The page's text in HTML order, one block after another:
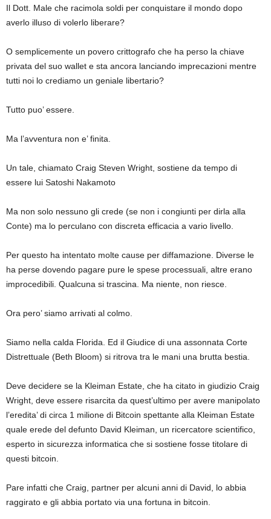
Il Dott. Male che racimola soldi per conquistare il mondo dopo
averlo illuso di volerlo liberare?
O semplicemente un povero crittografo che ha perso la chiave
privata del suo wallet e sta ancora lanciando imprecazioni mentre
tutti noi lo crediamo un geniale libertario?
Tutto puo’ essere.
Ma l’avventura non e’ finita.
Un tale, chiamato Craig Steven Wright, sostiene da tempo di
essere lui Satoshi Nakamoto
Ma non solo nessuno gli crede (se non i congiunti per dirla alla
Conte) ma lo perculano con discreta efficacia a vario livello.
Per questo ha intentato molte cause per diffamazione. Diverse le
ha perse dovendo pagare pure le spese processuali, altre erano
improcedibili. Qualcuna si trascina. Ma niente, non riesce.
Ora pero’ siamo arrivati al colmo.
Siamo nella calda Florida. Ed il Giudice di una assonnata Corte
Distrettuale (Beth Bloom) si ritrova tra le mani una brutta bestia.
Deve decidere se la Kleiman Estate, che ha citato in giudizio Craig
Wright, deve essere risarcita da quest’ultimo per avere manipolato
l’eredita’ di circa 1 milione di Bitcoin spettante alla Kleiman Estate
quale erede del defunto David Kleiman, un ricercatore scientifico,
esperto in sicurezza informatica che si sostiene fosse titolare di
questi bitcoin.
Pare infatti che Craig, partner per alcuni anni di David, lo abbia
raggirato e gli abbia portato via una fortuna in bitcoin.